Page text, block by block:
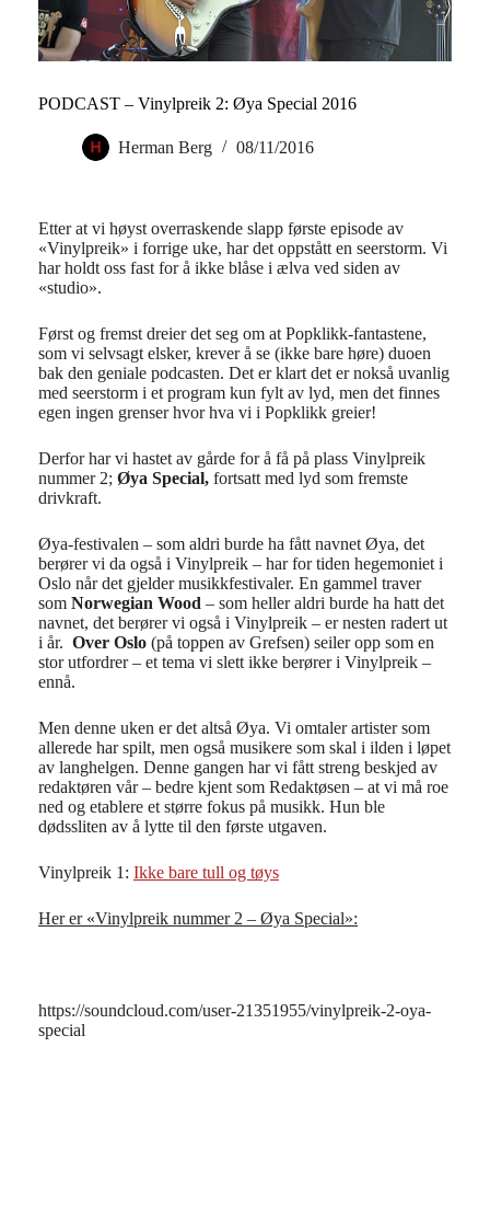
PODCAST – Vinylpreik 2: Øya Special 2016
Herman Berg 08/11/2016
Etter at vi høyst overraskende slapp første episode av
«Vinylpreik» i forrige uke, har det oppstått en seerstorm. Vi
har holdt oss fast for å ikke blåse i ælva ved siden av
«studio».
Først og fremst dreier det seg om at Popklikk-fantastene,
som vi selvsagt elsker, krever å se (ikke bare høre) duoen
bak den geniale podcasten. Det er klart det er nokså uvanlig
med seerstorm i et program kun fylt av lyd, men det finnes
egen ingen grenser hvor hva vi i Popklikk greier!
Derfor har vi hastet av gårde for å få på plass Vinylpreik
nummer 2; Øya Special, fortsatt med lyd som fremste
drivkraft.
Øya-festivalen – som aldri burde ha fått navnet Øya, det
berører vi da også i Vinylpreik – har for tiden hegemoniet i
Oslo når det gjelder musikkfestivaler. En gammel traver
som Norwegian Wood – som heller aldri burde ha hatt det
navnet, det berører vi også i Vinylpreik – er nesten radert ut
i år. Over Oslo (på toppen av Grefsen) seiler opp som en
stor utfordrer – et tema vi slett ikke berører i Vinylpreik –
ennå.
Men denne uken er det altså Øya. Vi omtaler artister som
allerede har spilt, men også musikere som skal i ilden i løpet
av langhelgen. Denne gangen har vi fått streng beskjed av
redaktøren vår – bedre kjent som Redaktøsen – at vi må roe
ned og etablere et større fokus på musikk. Hun ble
dødssliten av å lytte til den første utgaven.
Vinylpreik 1: Ikke bare tull og tøys
Her er «Vinylpreik nummer 2 – Øya Special»:
https://soundcloud.com/user-21351955/vinylpreik-2-oya-
special